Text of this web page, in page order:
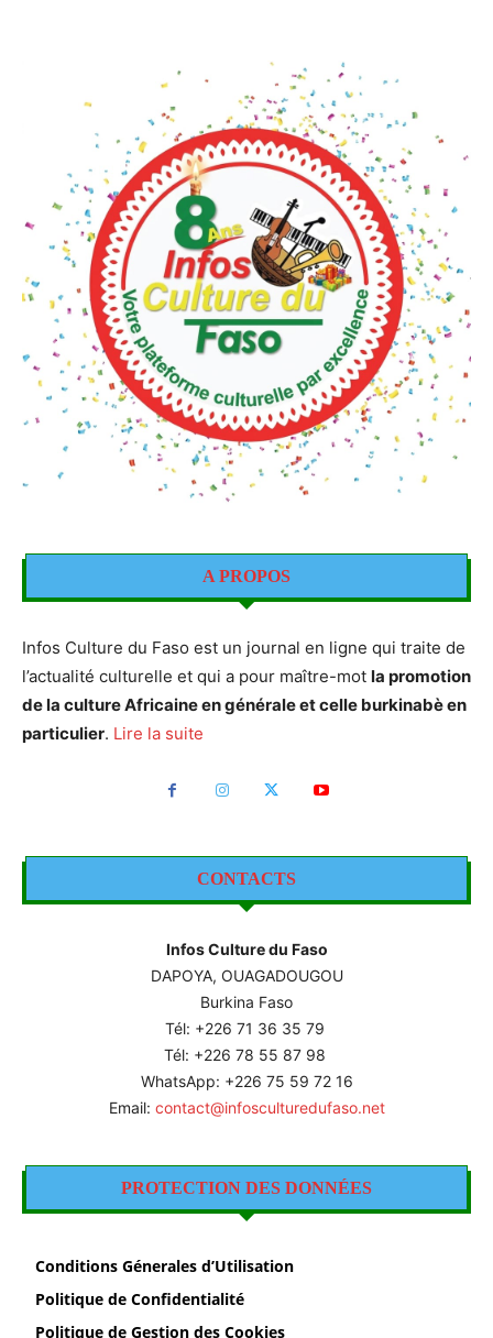
A PROPOS
Infos Culture du Faso est un journal en ligne qui traite de
l’actualité culturelle et qui a pour maître-mot la promotion
de la culture Africaine en générale et celle burkinabè en
particulier. Lire la suite
CONTACTS
Infos Culture du Faso
DAPOYA, OUAGADOUGOU
Burkina Faso
Tél: +226 71 36 35 79
Tél: +226 78 55 87 98
WhatsApp: +226 75 59 72 16
Email: contact@infosculturedufaso.net
PROTECTION DES DONNÉES
Conditions Génerales d’Utilisation
Politique de Confidentialité
Politique de Gestion des Cookies